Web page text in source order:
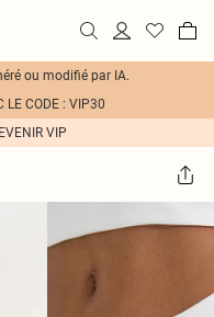
ou modifié par IA.
LE CODE : VIP30
VIP